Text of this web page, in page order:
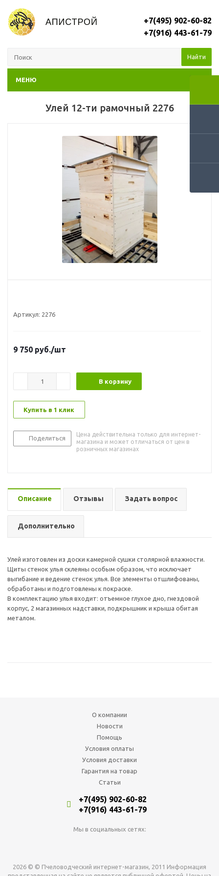
+7(495) 902-60-82
+7(916) 443-61-79
Найти
МЕНЮ
Улей 12-ти рамочный 2276
Артикул: 2276
9 750 руб./шт
В корзину
Купить в 1 клик
Поделиться
Цена действительна только для интернет-
магазина и может отличаться от цен в
розничных магазинах
Описание Отзывы Задать вопрос
Дополнительно
Улей изготовлен из доски камерной сушки столярной влажности.
Щиты стенок улья склеяны особым образом, что исключает
выгибание и ведение стенок улья. Все элементы отшлифованы,
обработаны и подготовлены к покраске.
В комплектацию улья входит: отъемное глухое дно, гнездовой
корпус, 2 магазинных надставки, подкрышник и крыша обитая
металом.
О компании
Новости
Помощь
Условия оплаты
Условия доставки
Гарантия на товар
Статьи
+7(495) 902-60-82
+7(916) 443-61-79
Мы в социальных сетях:
2026 © © Пчеловодческий интернет-магазин, 2011 Информация